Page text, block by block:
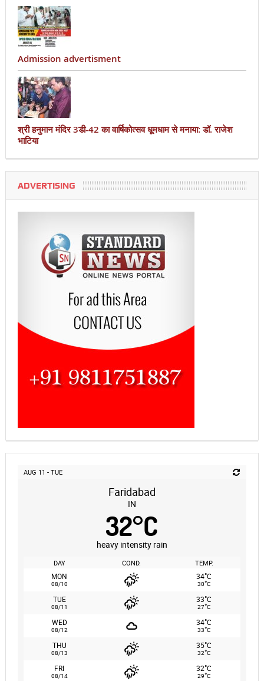
Admission advertisment
श्री हनुमान मंदिर 3डी-42 का वार्षिकोत्सव धूमधाम से मनाया: डॉ. राजेश
भाटिया
ADVERTISING
AUG 11 - TUE
Faridabad
IN
32°C
heavy intensity rain
DAY COND. TEMP.
MON
08/10
34°C
30°C
TUE
08/11
33°C
27°C
WED
08/12
34°C
33°C
THU
08/13
35°C
32°C
FRI
08/14
32°C
29°C